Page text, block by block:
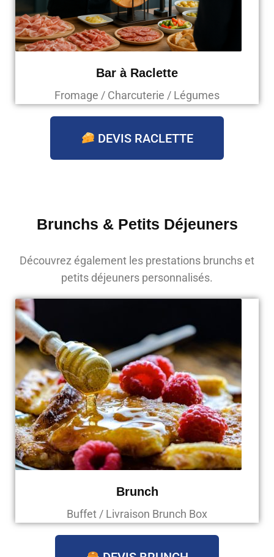
Bar à Raclette
Fromage / Charcuterie / Légumes
DEVIS RACLETTE
Brunchs & Petits Déjeuners
Découvrez également les prestations brunchs et
petits déjeuners personnalisés.
Brunch
Buffet / Livraison Brunch Box